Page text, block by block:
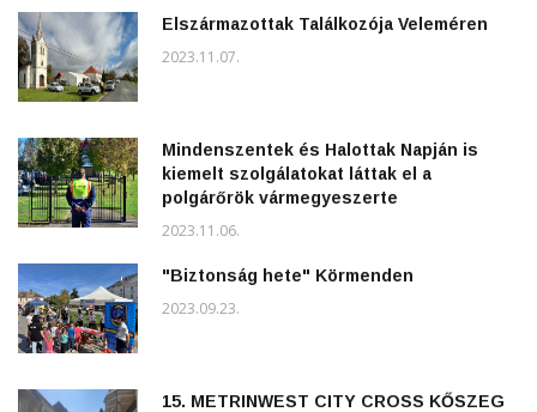
Elszármazottak Találkozója Veleméren
2023.11.07.
Mindenszentek és Halottak Napján is
kiemelt szolgálatokat láttak el a
polgárőrök vármegyeszerte
2023.11.06.
"Biztonság hete" Körmenden
2023.09.23.
15. METRINWEST CITY CROSS KŐSZEG